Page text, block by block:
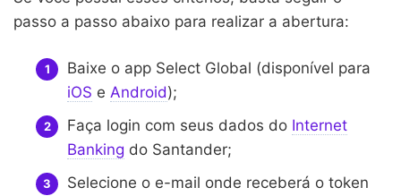
passo a passo abaixo para realizar a abertura:
Baixe o app Select Global (disponível para
iOS e Android);
Faça login com seus dados do Internet
Banking do Santander;
Selecione o e-mail onde receberá o token